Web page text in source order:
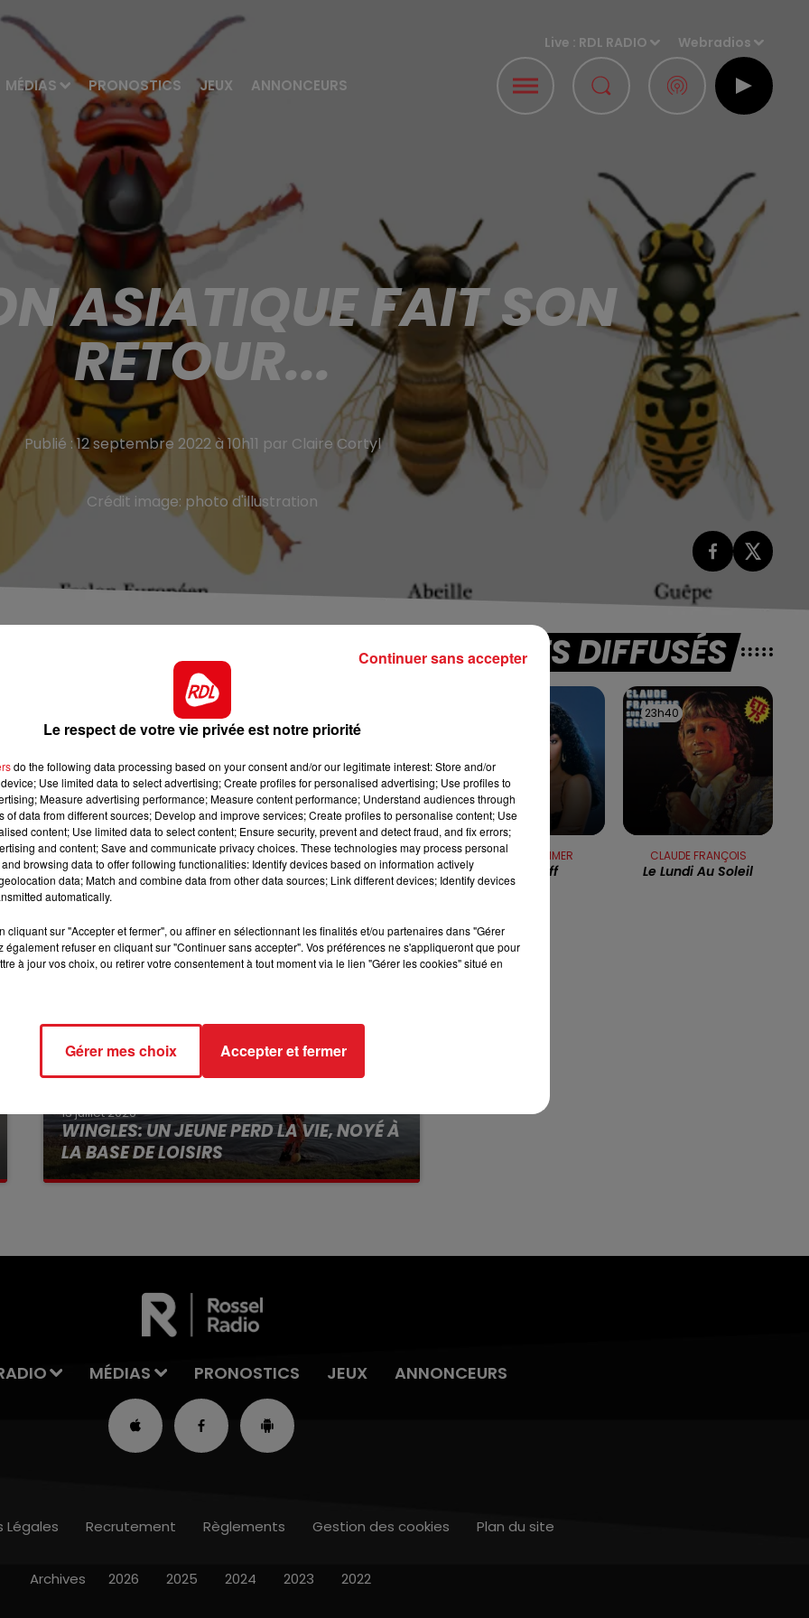
MÉDIAS PRONOSTICS JEUX ANNONCEURS
Live : RDL RADIO Webradios
12h00 - 13h00
RDL & VOUS
13h00 - 16h00
LES APRÈS-MIDI QUI CHANTENT
ASIATIQUE FAIT SON
RETOUR...
Publié : 12 septembre 2022 à 10h11 par Claire Cortyl
Crédit image: photo d'illustration
plus fréquente, depuis une dizaine de jours
de-calais, après un été plutôt calme.
mois d’aout. Et attaquent les ruches de la région,
hivers et d’un printemps doux, ou peu de reines
jaunes. Si vous croisez un nid, faites appel à une
ou aux pompiers, mais uniquement en cas de danger
même
13 juillet 2026
WINGLES: UN JEUNE PERD LA VIE, NOYÉ À
LA BASE DE LOISIRS
La victime a coulé à pic
TITRES DIFFUSÉS
DONNA SUMMER
Hot Stuff
23h40
23h40
CLAUDE FRANÇOIS
Le Lundi Au Soleil
MÉDIAS PRONOSTICS JEUX ANNONCEURS
Légales Recrutement Règlements Gestion des cookies Plan du site
Archives 2026 2025 2024 2023 2022
Le respect de votre vie privée est notre priorité
do the following data processing based on your consent and/or our legitimate interest: Store and/or
Use limited data to select advertising; Create profiles for personalised advertising; Use profiles to
Measure advertising performance; Measure content performance; Understand audiences through
of data from different sources; Develop and improve services; Create profiles to personalise content; Use
content; Use limited data to select content; Ensure security, prevent and detect fraud, and fix errors;
and content; Save and communicate privacy choices. These technologies may process personal
browsing data to offer following functionalities: Identify devices based on information actively
data; Match and combine data from other data sources; Link different devices; Identify devices
automatically.
cliquant sur "Accepter et fermer", ou affiner en sélectionnant les finalités et/ou partenaires dans "Gérer
également refuser en cliquant sur "Continuer sans accepter". Vos préférences ne s'appliqueront que pour
à jour vos choix, ou retirer votre consentement à tout moment via le lien "Gérer les cookies" situé en
Gérer mes choix Accepter et fermer
Continuer sans accepter